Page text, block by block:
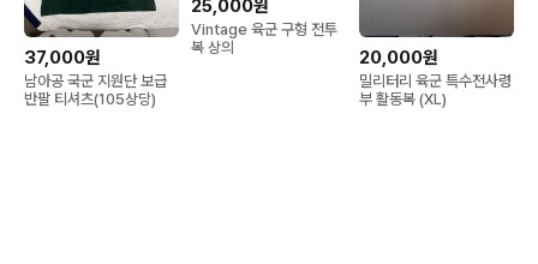
37,000원
남아공 국군 지원단 보급
반팔 티셔츠(105상당)
25,000원
Vintage 육군 구형 전투
복 상의
20,000원
밀리터리 육군 특수전사령
부 활동복 (XL)